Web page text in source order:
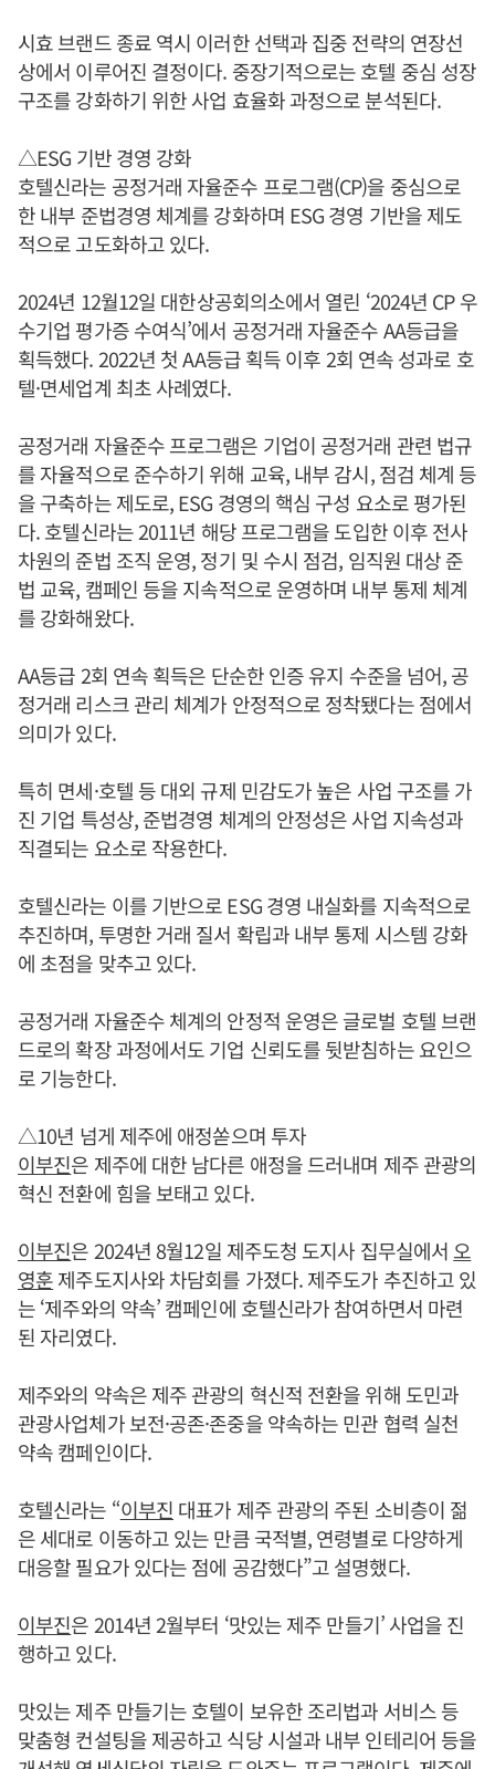
시효 브랜드 종료 역시 이러한 선택과 집중 전략의 연장선
상에서 이루어진 결정이다. 중장기적으로는 호텔 중심 성장
구조를 강화하기 위한 사업 효율화 과정으로 분석된다.
△ESG 기반 경영 강화
호텔신라는 공정거래 자율준수 프로그램(CP)을 중심으로
한 내부 준법경영 체계를 강화하며 ESG 경영 기반을 제도
적으로 고도화하고 있다.
2024년 12월12일 대한상공회의소에서 열린 ‘2024년 CP 우
수기업 평가증 수여식’에서 공정거래 자율준수 AA등급을
획득했다. 2022년 첫 AA등급 획득 이후 2회 연속 성과로 호
텔·면세업계 최초 사례였다.
공정거래 자율준수 프로그램은 기업이 공정거래 관련 법규
를 자율적으로 준수하기 위해 교육, 내부 감시, 점검 체계 등
을 구축하는 제도로, ESG 경영의 핵심 구성 요소로 평가된
다. 호텔신라는 2011년 해당 프로그램을 도입한 이후 전사
차원의 준법 조직 운영, 정기 및 수시 점검, 임직원 대상 준
법 교육, 캠페인 등을 지속적으로 운영하며 내부 통제 체계
를 강화해왔다.
AA등급 2회 연속 획득은 단순한 인증 유지 수준을 넘어, 공
정거래 리스크 관리 체계가 안정적으로 정착됐다는 점에서
의미가 있다.
특히 면세·호텔 등 대외 규제 민감도가 높은 사업 구조를 가
진 기업 특성상, 준법경영 체계의 안정성은 사업 지속성과
직결되는 요소로 작용한다.
호텔신라는 이를 기반으로 ESG 경영 내실화를 지속적으로
추진하며, 투명한 거래 질서 확립과 내부 통제 시스템 강화
에 초점을 맞추고 있다.
공정거래 자율준수 체계의 안정적 운영은 글로벌 호텔 브랜
드로의 확장 과정에서도 기업 신뢰도를 뒷받침하는 요인으
로 기능한다.
△10년 넘게 제주에 애정쏟으며 투자
이부진은 제주에 대한 남다른 애정을 드러내며 제주 관광의
혁신 전환에 힘을 보태고 있다.
이부진은 2024년 8월12일 제주도청 도지사 집무실에서 오
영훈제주도지사와 차담회를 가졌다. 제주도가 추진하고 있
는 ‘제주와의 약속’ 캠페인에 호텔신라가 참여하면서 마련
된 자리였다.
제주와의 약속은 제주 관광의 혁신적 전환을 위해 도민과
관광사업체가 보전·공존·존중을 약속하는 민관 협력 실천
약속 캠페인이다.
호텔신라는 “이부진 대표가 제주 관광의 주된 소비층이 젊
은 세대로 이동하고 있는 만큼 국적별, 연령별로 다양하게
대응할 필요가 있다는 점에 공감했다”고 설명했다.
이부진은 2014년 2월부터 ‘맛있는 제주 만들기’ 사업을 진
행하고 있다.
맛있는 제주 만들기는 호텔이 보유한 조리법과 서비스 등
맞춤형 컨설팅을 제공하고 식당 시설과 내부 인테리어 등을